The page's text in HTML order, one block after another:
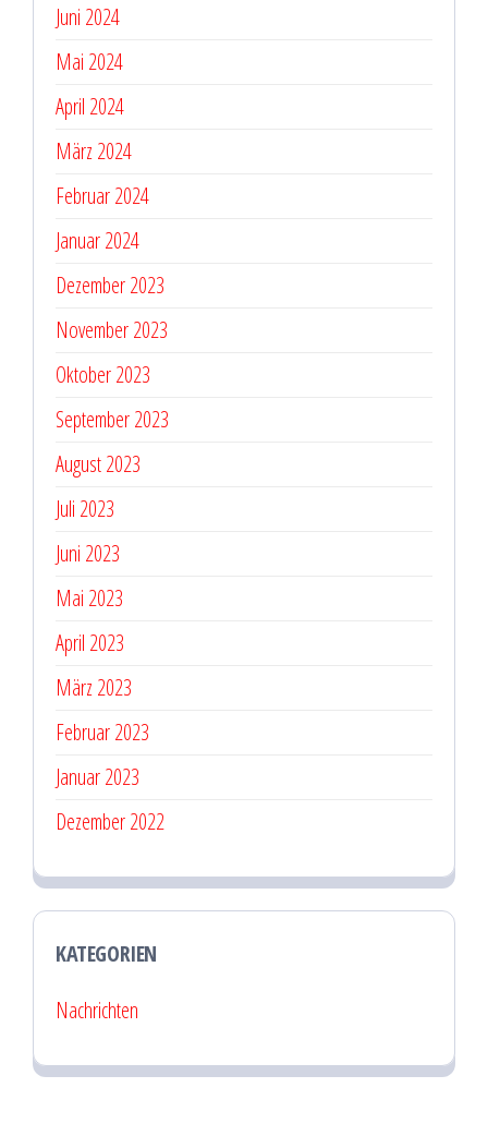
Juni 2024
Mai 2024
April 2024
März 2024
Februar 2024
Januar 2024
Dezember 2023
November 2023
Oktober 2023
September 2023
August 2023
Juli 2023
Juni 2023
Mai 2023
April 2023
März 2023
Februar 2023
Januar 2023
Dezember 2022
KATEGORIEN
Nachrichten